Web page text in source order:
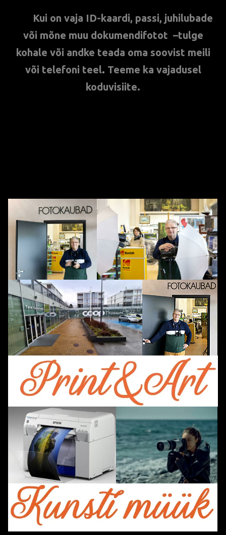
Kui on vaja ID-kaardi, passi, juhilubade
või mõne muu dokumendifotot –tulge
kohale või andke teada oma soovist meili
või telefoni teel. Teeme ka vajadusel
koduvisiite.